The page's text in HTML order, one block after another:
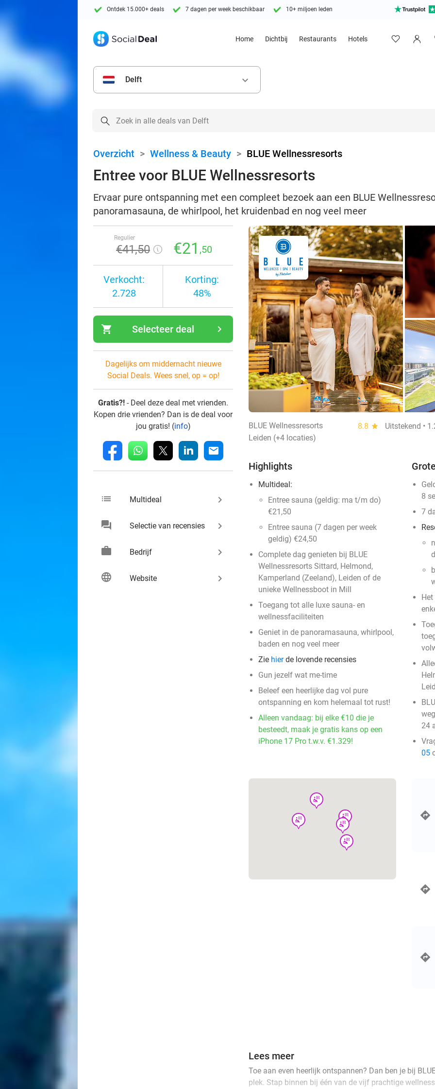
Ontdek 15.000+ deals 7 dagen per week beschikbaar 10+ miljoen leden
Home Dichtbij Restaurants Hotels
Delft keyboard_arrow_down
Overzicht > Wellness & Beauty > BLUE Wellnessresorts
Entree voor BLUE Wellnessresorts
Ervaar pure ontspanning met een compleet bezoek aan een BLUE
panoramasauna, de whirlpool, het kruidenbad en nog veel meer
Regulier
€41,50 €21 ,50
Verkocht:
2.728
Korting:
48%
shopping_cart navigate_next
Selecteer deal
Dagelijks om middernacht nieuwe
Social Deals. Wees snel, op = op!
Gratis?! - Deel deze deal met vrienden.
Kopen drie vrienden? Dan is de deal voor
jou gratis! (info)
fb whatsapp linkedin mail
list Multideal keyboard_arrow_right
chat Selectie van recensies keyboard_arrow_right
work Bedrijf keyboard_arrow_right
language Website keyboard_arrow_right
BLUE Wellnessresorts 8.8 star
Uitstekend •
Leiden (+4 locaties)
Highlights
Multideal:
Entree sauna (geldig: ma t/m do)
€21,50
Entree sauna (7 dagen per week
geldig) €24,50
Complete dag genieten bij BLUE
Wellnessresorts Sittard, Helmond,
Kamperland (Zeeland), Leiden of de
unieke Wellnessboot in Mill
Toegang tot alle luxe sauna- en
wellnessfaciliteiten
Geniet in de panoramasauna, whirlpool,
baden en nog veel meer
Zie hierde lovende recensies
Gun jezelf wat me-time
Beleef een heerlijke dag vol pure
ontspanning en kom helemaal tot rust!
Alleen vandaag: bij elke €10 die je
besteedt, maak je gratis kans op een
iPhone 17 Pro t.w.v. €1.329!
8
7
24
05
wellness
wellness
wellness
wellness
wellness
Lees meer
Toe aan even heerlijk ontspannen? Dan ben je bij
plek. Stap binnen bij één van de vijf prachtige